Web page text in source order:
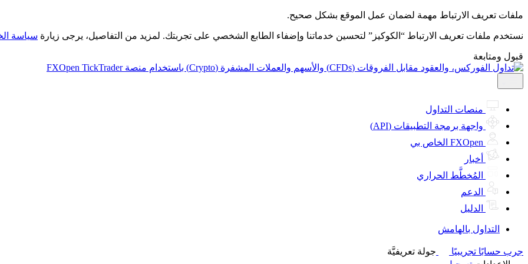
ملفات تعريف الارتباط مهمة لضمان عمل الموقع بشكل صحيح.
نستخدم ملفات تعريف الارتباط “الكوكيز” لتحسين خدماتنا وإضفاء الطابع الشخصي على تجربتك. لمزيد من التفاصيل، يرجى زيارة سياسة
قبول ومتابعة
منصات التداول
واجهة برمجة التطبيقات (API)
FXOpen الخاص بي
أخبار
المُخطَّط الحراري
الدعم
الدليل
التداول بالهامش
جرب حسابًا تجريبيًا
جولة تعريفيَّة